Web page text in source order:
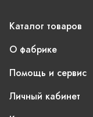
Каталог товаров
О фабрике
Помощь и сервис
Личный кабинет